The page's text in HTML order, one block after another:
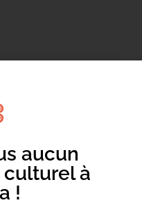
servizii/culture-
aucun
à
!